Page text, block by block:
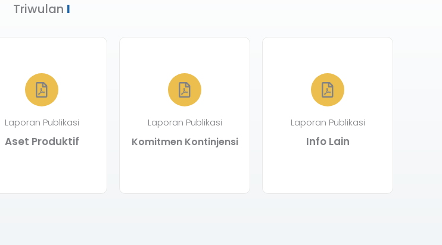
Triwulan I
Laporan Publikasi
Aset Produktif
Laporan Publikasi
Komitmen Kontinjensi
Laporan Publikasi
Info Lain